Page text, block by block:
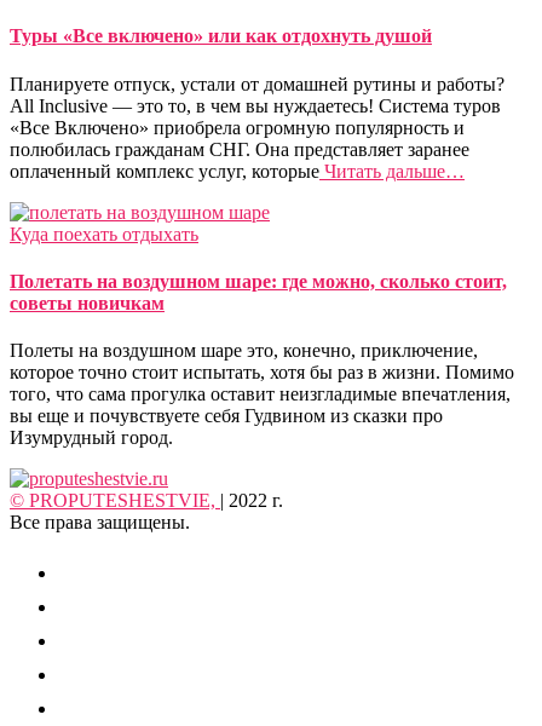
Туры «Все включено» или как отдохнуть душой
Планируете отпуск, устали от домашней рутины и работы?
All Inclusive — это то, в чем вы нуждаетесь! Система туров
«Все Включено» приобрела огромную популярность и
полюбилась гражданам СНГ. Она представляет заранее
оплаченный комплекс услуг, которые Читать дальше…
Куда поехать отдыхать
Полетать на воздушном шаре: где можно, сколько стоит,
советы новичкам
Полеты на воздушном шаре это, конечно, приключение,
которое точно стоит испытать, хотя бы раз в жизни. Помимо
того, что сама прогулка оставит неизгладимые впечатления,
вы еще и почувствуете себя Гудвином из сказки про
Изумрудный город.
© PROPUTESHESTVIE, | 2022 г.
Все права защищены.